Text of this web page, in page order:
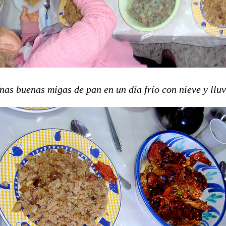
buenas migas de pan en un día frío con nieve y